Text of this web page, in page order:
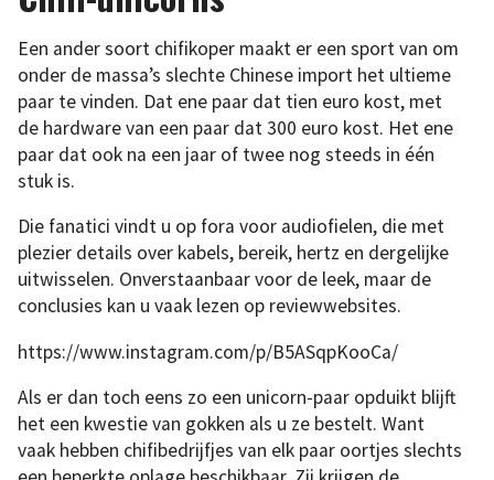
Een ander soort chifikoper maakt er een sport van om
onder de massa’s slechte Chinese import het ultieme
paar te vinden. Dat ene paar dat tien euro kost, met
de hardware van een paar dat 300 euro kost. Het ene
paar dat ook na een jaar of twee nog steeds in één
stuk is.
Die fanatici vindt u op fora voor audiofielen, die met
plezier details over kabels, bereik, hertz en dergelijke
uitwisselen. Onverstaanbaar voor de leek, maar de
conclusies kan u vaak lezen op reviewwebsites.
https://www.instagram.com/p/B5ASqpKooCa/
Als er dan toch eens zo een unicorn-paar opduikt blijft
het een kwestie van gokken als u ze bestelt. Want
vaak hebben chifibedrijfjes van elk paar oortjes slechts